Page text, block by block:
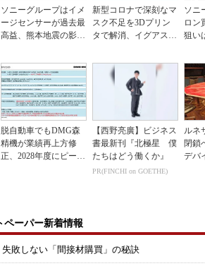
ソニーグループはイメ
ージセンサーが過去最
高益、熊本地震の影響
新型コロナで深刻なマ
スク不足を3Dプリン
タで解消、イグアスが
ソニ
ロン
狙い
脱自動車でもDMG森
精機が業績再上方修
正、2028年度にピーク
【西野亮廣】ビジネス
書最新刊『北極星 僕
たちはどう働くか』
PR(FINCHI on GOETHE)
ルネ
閉鎖
デバ
ペーパー新着情報
敗しない「間接材購買」の秘訣